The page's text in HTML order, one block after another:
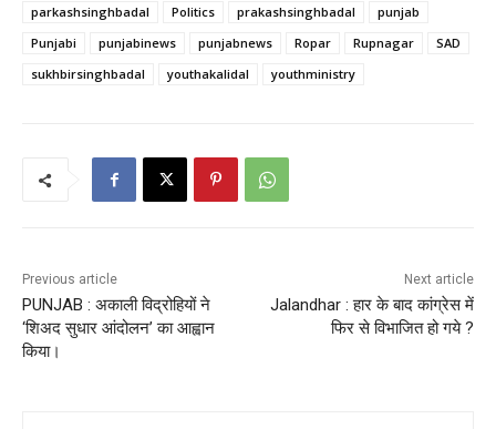
parkashsinghbadal
Politics prakashsinghbadal
punjab
Punjabi
punjabinews punjabnews Ropar Rupnagar
SAD
sukhbirsinghbadal
youthakalidal youthministry
Previous article
PUNJAB : अकाली विद्रोहियों ने
‘शिअद सुधार आंदोलन’ का आह्वान
किया।
Next article
Jalandhar : हार के बाद कांग्रेस में
फिर से विभाजित हो गये ?